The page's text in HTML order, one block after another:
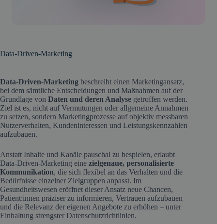
Data-Driven-Marketing
Data-Driven-Marketing beschreibt einen Marketingansatz,
bei dem sämtliche Entscheidungen und Maßnahmen auf der
Grundlage von Daten und deren Analyse getroffen werden.
Ziel ist es, nicht auf Vermutungen oder allgemeine Annahmen
zu setzen, sondern Marketingprozesse auf objektiv messbaren
Nutzerverhalten, Kundeninteressen und Leistungskennzahlen
aufzubauen.
Anstatt Inhalte und Kanäle pauschal zu bespielen, erlaubt
Data-Driven-Marketing eine zielgenaue, personalisierte
Kommunikation, die sich flexibel an das Verhalten und die
Bedürfnisse einzelner Zielgruppen anpasst. Im
Gesundheitswesen eröffnet dieser Ansatz neue Chancen,
Patient:innen präziser zu informieren, Vertrauen aufzubauen
und die Relevanz der eigenen Angebote zu erhöhen – unter
Einhaltung strengster Datenschutzrichtlinien.